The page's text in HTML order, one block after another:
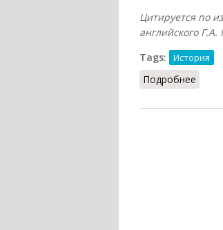
Цитируется по
английского
Tags:
История
Подробнее